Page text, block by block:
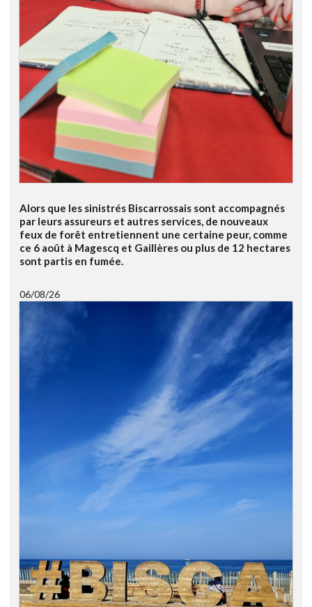
Alors que les sinistrés Biscarrossais sont accompagnés
par leurs assureurs et autres services, de nouveaux
feux de forêt entretiennent une certaine peur, comme
ce 6 août à Magescq et Gaillères ou plus de 12 hectares
sont partis en fumée.
06/08/26